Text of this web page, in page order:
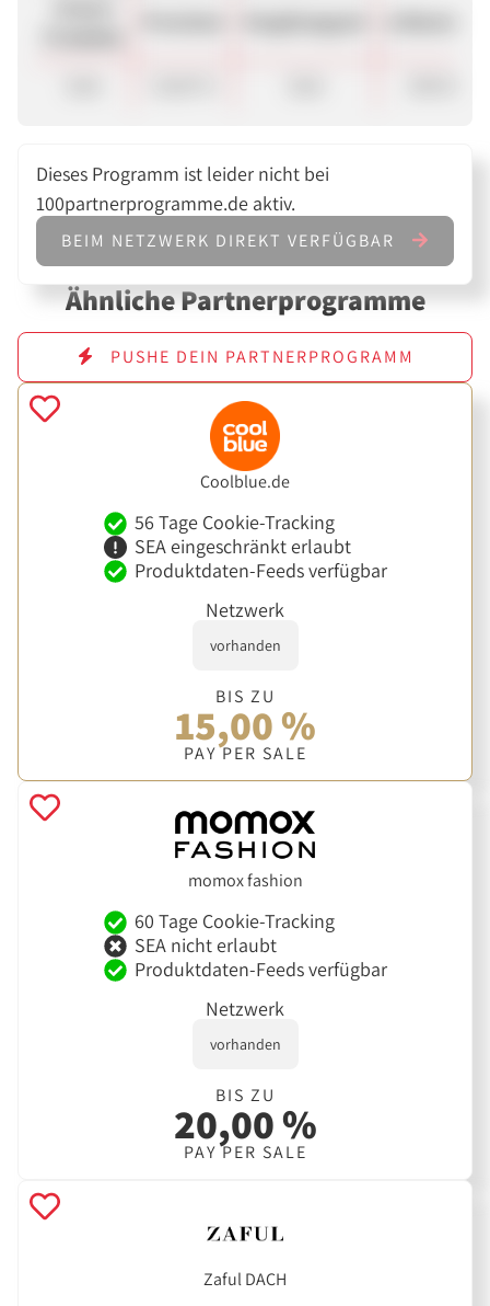
Dieses Programm ist leider nicht bei
100partnerprogramme.de aktiv.
BEIM NETZWERK DIREKT VERFÜGBAR
Ähnliche Partnerprogramme
PUSHE DEIN PARTNERPROGRAMM
Coolblue.de
56 Tage Cookie-Tracking
SEA eingeschränkt erlaubt
Produktdaten-Feeds verfügbar
Netzwerk
vorhanden
BIS ZU
15,00 %
PAY PER SALE
momox fashion
60 Tage Cookie-Tracking
SEA nicht erlaubt
Produktdaten-Feeds verfügbar
Netzwerk
vorhanden
BIS ZU
20,00 %
PAY PER SALE
Zaful DACH